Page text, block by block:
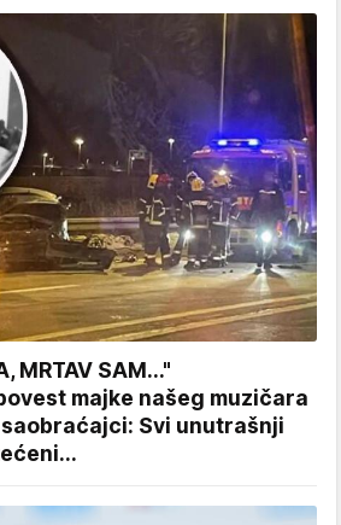
MRTAV SAM..."
majke našeg muzičara
Svi unutrašnji